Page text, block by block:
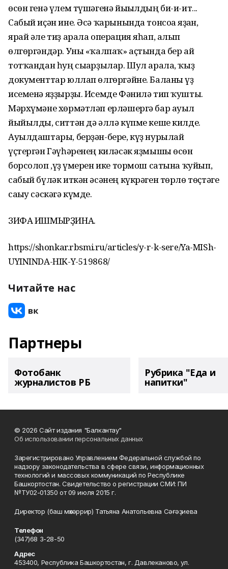
өсөн генә үлем түшәгенә йығылдың би-и-ит...
Сабый иҫән ине. Әсә ҡарынында тонсоға яҙған,
ярай әле тиҙ арала операция яһап, алып
өлгөргәндәр. Уны «ҡалпаҡ» аҫтында бер ай
тотҡандан һуң сығарҙылар. Шул арала, ҡыҙ
документтар юллап өлгөргәйне. Баланы үҙ
исеменә яҙҙырҙы. Исемде Фәнилә тип ҡушты.
Мәрхүмәне хөрмәтләп ерләшергә бар ауыл
йыйылды, ситтән дә әллә күпме кеше килде.
Ауылдаштары, берҙән-бере, күҙ нурылай
үҫтергән Гәүһәренең киләсәк яҙмышы өсөн
борсолоп ,үҙ ғүмерен ике тормош сатына ҡуйып,
сабый бүләк иткән әсәнең күкрәген төрлө төҫтәге
сағыу сәскәгә күмде.
ЗИФА ИШМЫРҘИНА.
https://shonkar.rbsmi.ru/articles/y-r-k-sere/Ya-MISh-
UYININDA-HIK-Y-519868/
Читайте нас
Партнеры
Фотобанк
журналистов РБ
Рубрика "Еда и
напитки"
© 2026 Сайт издания "Балкантау"
Об использовании персональных данных
Зарегистрировано Управлением Федеральной службой по
надзору законодательства в сфере связи, информационных
технологий и массовых коммуникаций по Республике
Башкортостан. Свидетельство о регистрации СМИ: ПИ
№ТУ02-01350 от 09 июля 2015 г.
Директор (баш мөхәррир) Татьяна Анатольевна Сәғәҙиева
Телефон
(347)68 3-28-50
Адрес
453400, Республика Башкортостан, г. Давлеканово, ул.